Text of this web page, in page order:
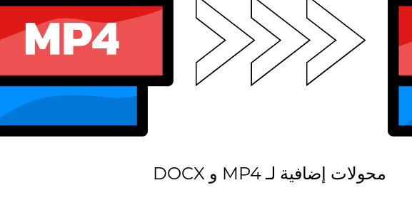
محولات إضافية لـ MP4 و DOCX